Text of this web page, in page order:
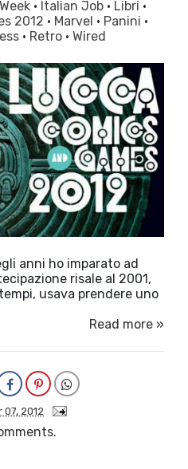
· Italian Job · Libri ·
2012 · Marvel · Panini ·
· Retro · Wired
anni ho imparato ad
risale al 2001,
usava prendere uno
Read more »
07, 2012